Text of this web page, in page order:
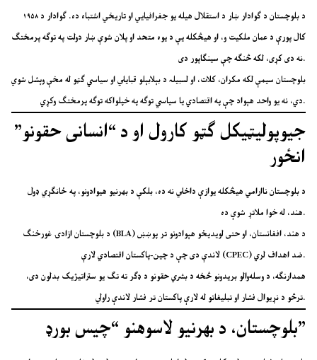
د بلوچستان د ګوادار ښار د استقلال هیله یو جغرافیایي او تاریخي اشتباه ده. ګوادار د ۱۹۵۸
کال پورې د عمان ملکیت و، او هیڅکله یې د یوه متحد او پلان شوې ښار دولت په توګه پرمختګ
نه دی کړی، لکه څنګه چې سینګاپور دی.
بلوچستان سیمې لکه مکران، کلات، او لسبیلہ د بېلابېلو قبایلي او سیاسي ګټو له مخې وېشل شوي
دي، نه یو واحد هېواد چې په اقتصادي یا سیاسي توګه په خپلواکه توګه پرمختګ وکړي.
جیوپولیټیکل ګټو کارول او د “انسانی حقونو”
انځور
د بلوچستان ناارامي هیڅکله یوازې داخلي نه ده، بلکې د بهرنیو هیوادونو، په ځانګړي ډول
هند، له خوا ملاتړ شوې ده.
د بلوچستان ازادۍ غورځنګ (BLA) د هند، افغانستان، او حتی لویدیځو هېوادونو تر پوښښ
لاندې دی چې د چین-پاکستان اقتصادي لارې (CPEC) ضد اهداف لري.
همدارنګه، د وسله‌والو بریدونو څخه د بشري حقونو د ډګر ته تګ یو ستراتیژیک بدلون دی،
ترڅو د نړیوال فشار او تبلیغاتو له لارې پاکستان تر فشار لاندې راولي.
بلوچستان، د بهرنیو لاسوهنو “چیس بورډ”